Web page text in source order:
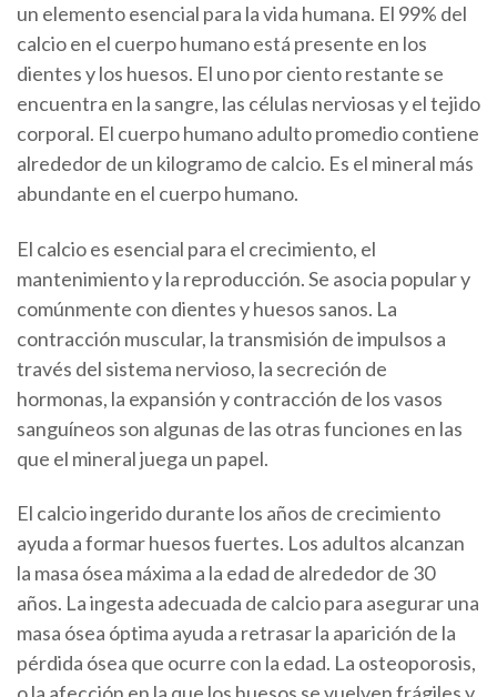
un elemento esencial para la vida humana. El 99% del
calcio en el cuerpo humano está presente en los
dientes y los huesos. El uno por ciento restante se
encuentra en la sangre, las células nerviosas y el tejido
corporal. El cuerpo humano adulto promedio contiene
alrededor de un kilogramo de calcio. Es el mineral más
abundante en el cuerpo humano.
El calcio es esencial para el crecimiento, el
mantenimiento y la reproducción. Se asocia popular y
comúnmente con dientes y huesos sanos. La
contracción muscular, la transmisión de impulsos a
través del sistema nervioso, la secreción de
hormonas, la expansión y contracción de los vasos
sanguíneos son algunas de las otras funciones en las
que el mineral juega un papel.
El calcio ingerido durante los años de crecimiento
ayuda a formar huesos fuertes. Los adultos alcanzan
la masa ósea máxima a la edad de alrededor de 30
años. La ingesta adecuada de calcio para asegurar una
masa ósea óptima ayuda a retrasar la aparición de la
pérdida ósea que ocurre con la edad. La osteoporosis,